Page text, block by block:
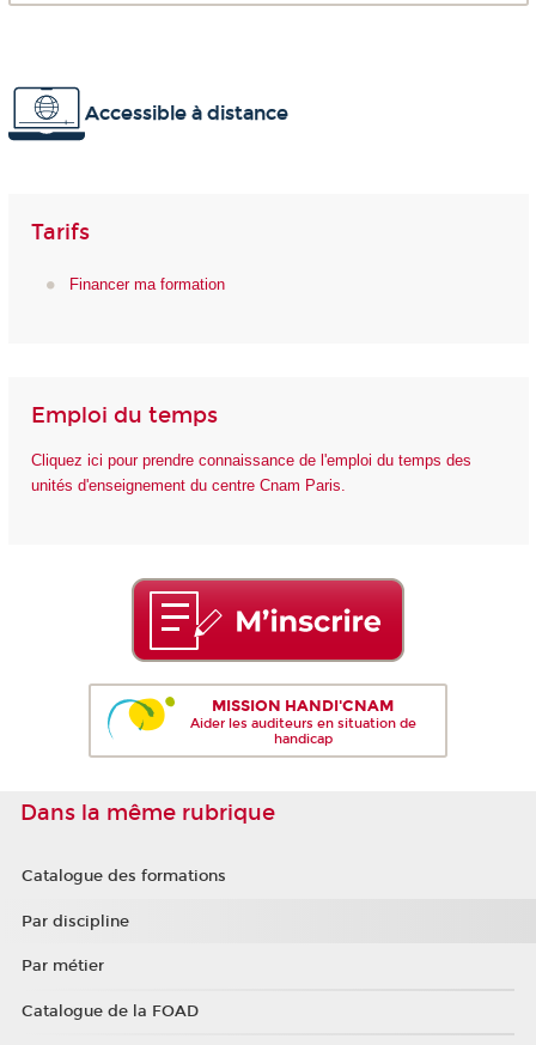
Accessible à distance
Tarifs
Financer ma formation
Emploi du temps
Cliquez ici pour prendre connaissance de l'emploi du temps des
unités d'enseignement du centre Cnam Paris.
MISSION HANDI'CNAM
Aider les auditeurs en situation de
handicap
Dans la même rubrique
Catalogue des formations
Par discipline
Par métier
Catalogue de la FOAD